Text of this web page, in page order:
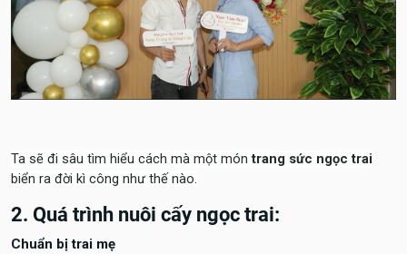
Ta sẽ đi sâu tìm hiểu cách mà một móntrang sức ngọc trai
biển ra đời kì công như thế nào.
2. Quá trình nuôi cấy ngọc trai:
Chuẩn bị trai mẹ